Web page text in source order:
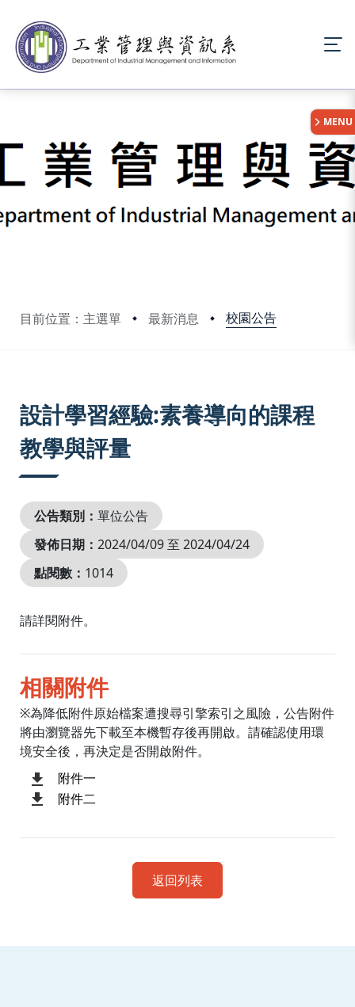
目前位置：主選單 最新消息 校園公告
:::
MENU
設計學習經驗:素養導向的課程
教學與評量
公告類別： 單位公告
發佈日期： 2024/04/09 至 2024/04/24
點閱數： 1014
請詳閱附件。
相關附件
※為降低附件原始檔案遭搜尋引擎索引之風險，公告附件
將由瀏覽器先下載至本機暫存後再開啟。請確認使用環
境安全後，再決定是否開啟附件。
附件一
附件二
返回列表